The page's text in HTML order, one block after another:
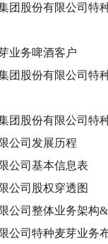
团股份有限公司特
业务啤酒客户
团股份有限公司特
团股份有限公司特
公司发展历程
公司基本信息表
公司股权穿透图
公司整体业务架构
公司特种麦芽业务